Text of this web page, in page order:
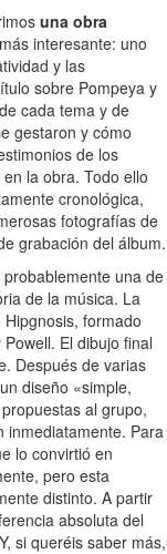
una obra
interesante: uno
y las
sobre Pompeya y
cada tema y de
gestaron y cómo
de los
la obra. Todo ello
cronológica,
fotografías de
grabación del álbum.
probablemente una de
de la música. La
formado
El dibujo final
Después de varias
diseño «simple,
al grupo,
inmediatamente. Para
lo convirtió en
pero esta
distinto. A partir
absoluta del
si queréis saber más,